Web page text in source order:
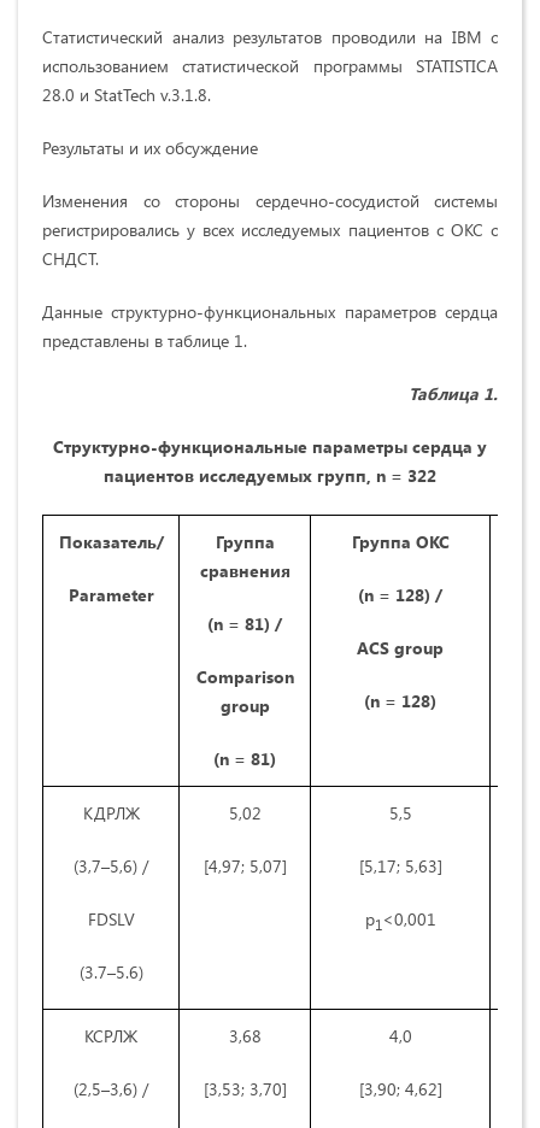
Статистический анализ результатов проводили на IBM с
использованием статистической программы STATISTICA
28.0 и StatTech v.3.1.8.
Результаты и их обсуждение
Изменения со стороны сердечно-сосудистой системы
регистрировались у всех исследуемых пациентов с ОКС с
СНДСТ.
Данные структурно-функциональных параметров сердца
представлены в таблице 1.
Таблица 1.
Структурно-функциональные параметры сердца у
пациентов исследуемых групп n = 322
Показатель/
Parameter
Группа
сравнения
(n = 81) /
Comparison
group
(n = 81)
Группа ОКС
(n = 128) /
ACS group
(n = 128)
КДРЛЖ
(3,7–5,6) /
FDSLV
(3.7–5.6)
5,02
[4,97; 5,07]
5,5
[5,17; 5,63]
р1 <0,001
КСРЛЖ
(2,5–3,6) /
3,68
[3,53; 3,70]
4,0
[3,90; 4,62]